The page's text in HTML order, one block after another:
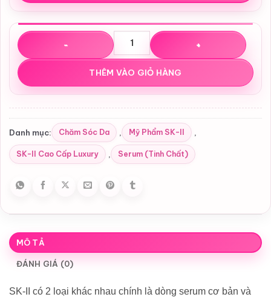
Serum dưỡng da SK-II LXP Ultimate Perfecting Serum
THÊM VÀO GIỎ HÀNG
Danh mục: Chăm Sóc Da , Mỹ Phẩm SK-II ,
SK-II Cao Cấp Luxury , Serum (Tinh Chất)
MÔ TẢ
ĐÁNH GIÁ (0)
SK-II có 2 loại khác nhau chính là dòng serum cơ bản và